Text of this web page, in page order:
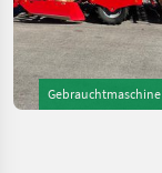
Gebrauchtmaschine